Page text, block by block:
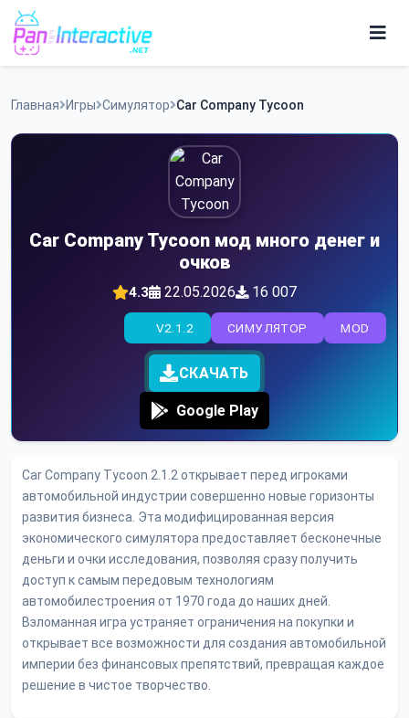
Skip
content
Программы
Главная Игры Симулятор Car Company Tycoon
Car Company Tycoon мод много денег и
очков
4.3 22.05.2026 16 007
MOD
СИМУЛЯТОР
V2.1.2
СКАЧАТЬ
Google Play
Car Company Tycoon 2.1.2 открывает перед игроками
автомобильной индустрии совершенно новые горизонты
развития бизнеса. Эта модифицированная версия
экономического симулятора предоставляет бесконечные
деньги и очки исследования, позволяя сразу получить
доступ к самым передовым технологиям
автомобилестроения от 1970 года до наших дней.
Взломанная игра устраняет ограничения на покупки и
открывает все возможности для создания автомобильной
империи без финансовых препятствий, превращая каждое
решение в чистое творчество.